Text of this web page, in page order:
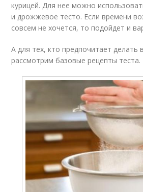
курицей. Для нее можно
и дрожжевое тесто. Если времени
совсем не хочется, то подойдет и
А для тех, кто предпочитает делать
рассмотрим базовые рецепты теста.